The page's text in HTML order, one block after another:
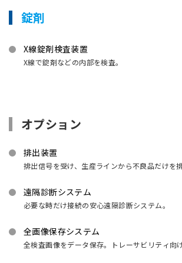
錠剤
X線錠剤検査装置
X線で錠剤などの内部を検査。
オプション
排出装置
排出信号を受け、生産ラインから不良品だけを排
遠隔診断システム
必要な時だけ接続の安心遠隔診断システム。
全画像保存システム
全検査画像をデータ保存。トレーサビリティ向け